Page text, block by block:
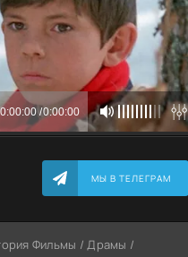
МЫ В ТЕЛЕГРАМ
Фильмы / Драмы /